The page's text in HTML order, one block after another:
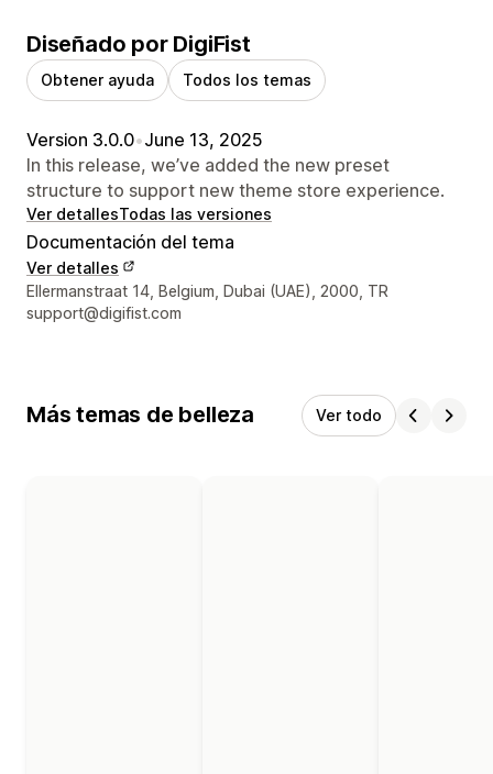
Diseñado por DigiFist
Obtener ayuda Todos los temas
Version 3.0.0•June 13, 2025
In this release, we’ve added the new preset
structure to support new theme store experience.
Ver detallesTodas las versiones
Documentación del tema
Ver detalles
Detalles de contacto del diseñador
Ellermanstraat 14, Belgium, Dubai (UAE), 2000, TR
support@digifist.com
Más temas de belleza Ver todo